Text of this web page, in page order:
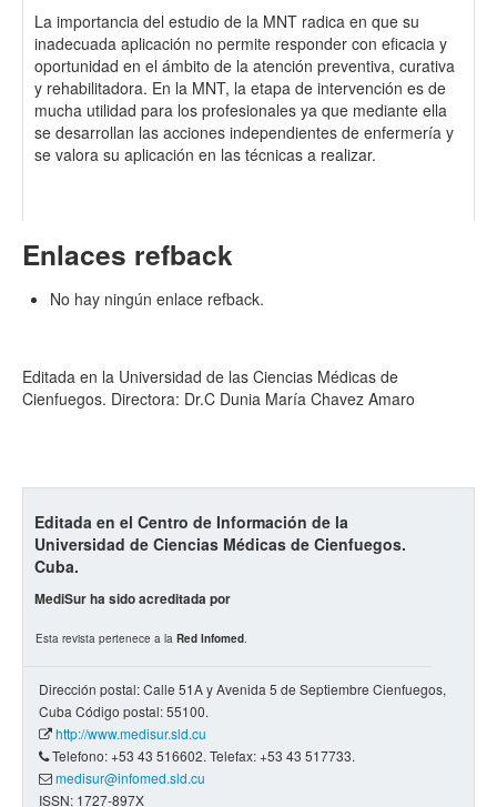
La importancia del estudio de la MNT radica en que su
inadecuada aplicación no permite responder con eficacia y
oportunidad en el ámbito de la atención preventiva, curativa
y rehabilitadora. En la MNT, la etapa de intervención es de
mucha utilidad para los profesionales ya que mediante ella
se desarrollan las acciones independientes de enfermería y
se valora su aplicación en las técnicas a realizar.
Enlaces refback
No hay ningún enlace refback.
Editada en la Universidad de las Ciencias Médicas de
Cienfuegos. Directora: Dr.C Dunia María Chavez Amaro
Editada en el Centro de Información de la
Universidad de Ciencias Médicas de Cienfuegos.
Cuba.
MediSur ha sido acreditada por
Esta revista pertenece a la Red Infomed.
Dirección postal: Calle 51A y Avenida 5 de Septiembre Cienfuegos,
Cuba Código postal: 55100.
http://www.medisur.sld.cu
Telefono: +53 43 516602. Telefax: +53 43 517733.
medisur@infomed.sld.cu
ISSN: 1727-897X